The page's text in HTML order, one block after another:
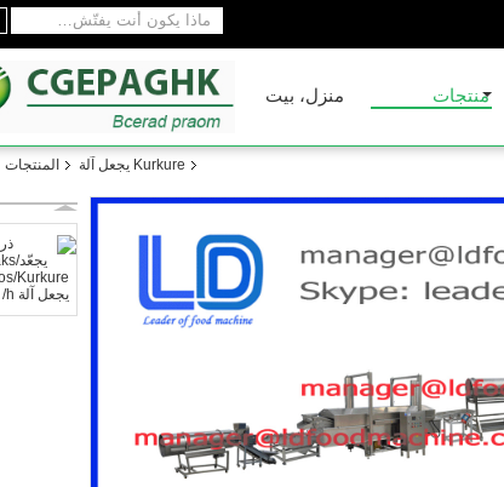
منزل، بيت منتجات
المنتجات Kurkure يجعل آلة